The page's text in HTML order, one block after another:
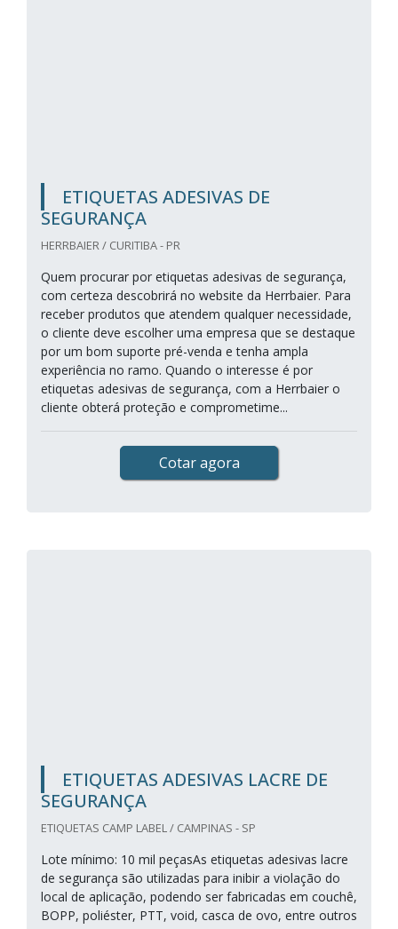
ETIQUETAS ADESIVAS DE
SEGURANÇA
HERRBAIER / CURITIBA - PR
Quem procurar por etiquetas adesivas de segurança,
com certeza descobrirá no website da Herrbaier. Para
receber produtos que atendem qualquer necessidade,
o cliente deve escolher uma empresa que se destaque
por um bom suporte pré-venda e tenha ampla
experiência no ramo. Quando o interesse é por
etiquetas adesivas de segurança, com a Herrbaier o
cliente obterá proteção e comprometime...
Cotar agora
ETIQUETAS ADESIVAS LACRE DE
SEGURANÇA
ETIQUETAS CAMP LABEL / CAMPINAS - SP
Lote mínimo: 10 mil peçasAs etiquetas adesivas lacre
de segurança são utilizadas para inibir a violação do
local de aplicação, podendo ser fabricadas em couchê,
BOPP, poliéster, PTT, void, casca de ovo, entre outros